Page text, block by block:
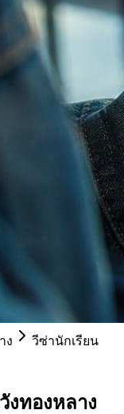
ง
วีซ่านักเรียน
งทองหลาง